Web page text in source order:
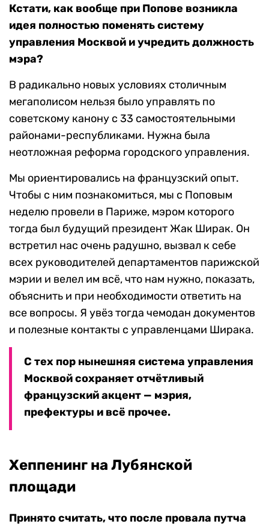
Кстати, как вообще при Попове возникла
идея полностью поменять систему
управления Москвой и учредить должность
мэра?
В радикально новых условиях столичным
мегаполисом нельзя было управлять по
советскому канону с 33 самостоятельными
районами-республиками. Нужна была
неотложная реформа городского управления.
Мы ориентировались на французский опыт.
Чтобы с ним познакомиться, мы с Поповым
неделю провели в Париже, мэром которого
тогда был будущий президент Жак Ширак. Он
встретил нас очень радушно, вызвал к себе
всех руководителей департаментов парижской
мэрии и велел им всё, что нам нужно, показать,
объяснить и при необходимости ответить на
все вопросы. Я увёз тогда чемодан документов
и полезные контакты с управленцами Ширака.
С тех пор нынешняя система управления
Москвой сохраняет отчётливый
французский акцент — мэрия,
префектуры и всё прочее.
Хеппенинг на Лубянской
площади
Принято считать, что после провала путча